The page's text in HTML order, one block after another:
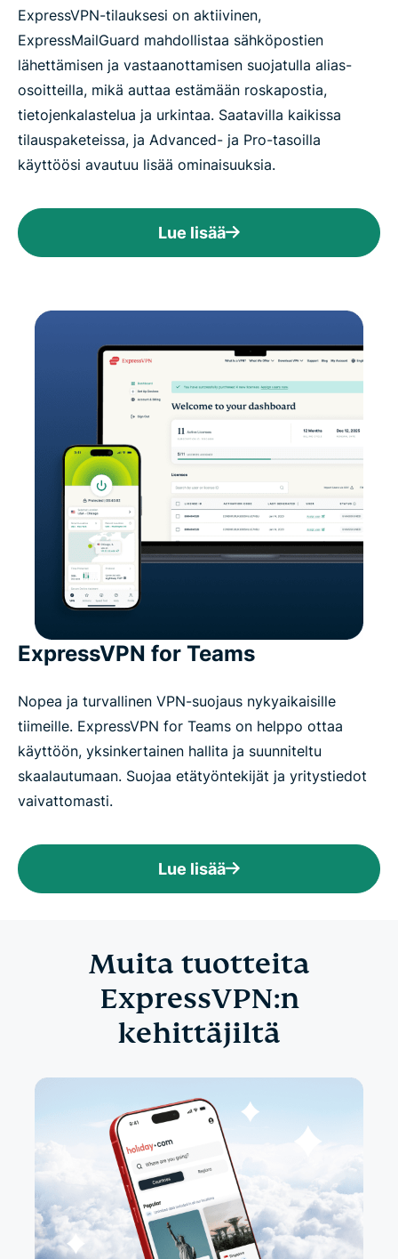
ExpressVPN-tilauksesi on aktiivinen,
ExpressMailGuard mahdollistaa sähköpostien
lähettämisen ja vastaanottamisen suojatulla alias-
osoitteilla, mikä auttaa estämään roskapostia,
tietojenkalastelua ja urkintaa. Saatavilla kaikissa
tilauspaketeissa, ja Advanced- ja Pro-tasoilla
käyttöösi avautuu lisää ominaisuuksia.
Lue lisää
ExpressVPN for Teams
Nopea ja turvallinen VPN-suojaus nykyaikaisille
tiimeille. ExpressVPN for Teams on helppo ottaa
käyttöön, yksinkertainen hallita ja suunniteltu
skaalautumaan. Suojaa etätyöntekijät ja yritystiedot
vaivattomasti.
Lue lisää
Muita tuotteita
ExpressVPN:n
kehittäjiltä